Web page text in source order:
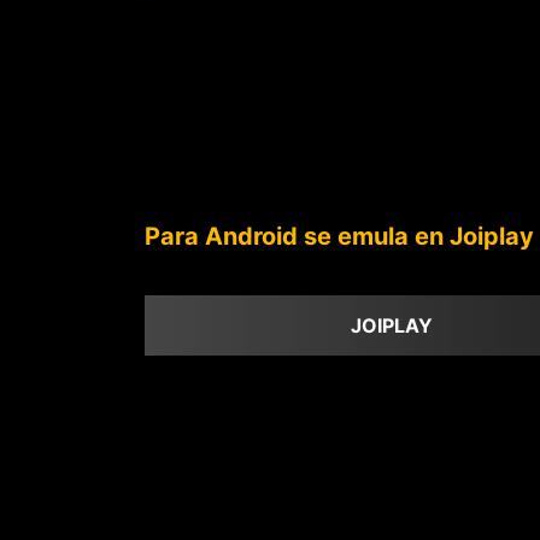
Para Android se emula en Joiplay
JOIPLAY